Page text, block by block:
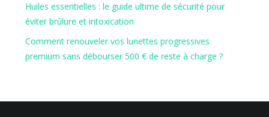
Huiles essentielles : le guide ultime de sécurité pour
éviter brûlure et intoxication
Comment renouveler vos lunettes progressives
premium sans débourser 500 € de reste à charge ?